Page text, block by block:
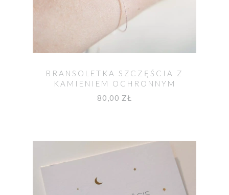
BRANSOLETKA SZCZĘŚCIA Z
KAMIENIEM OCHRONNYM
TURMALINEM
80,00 ZŁ